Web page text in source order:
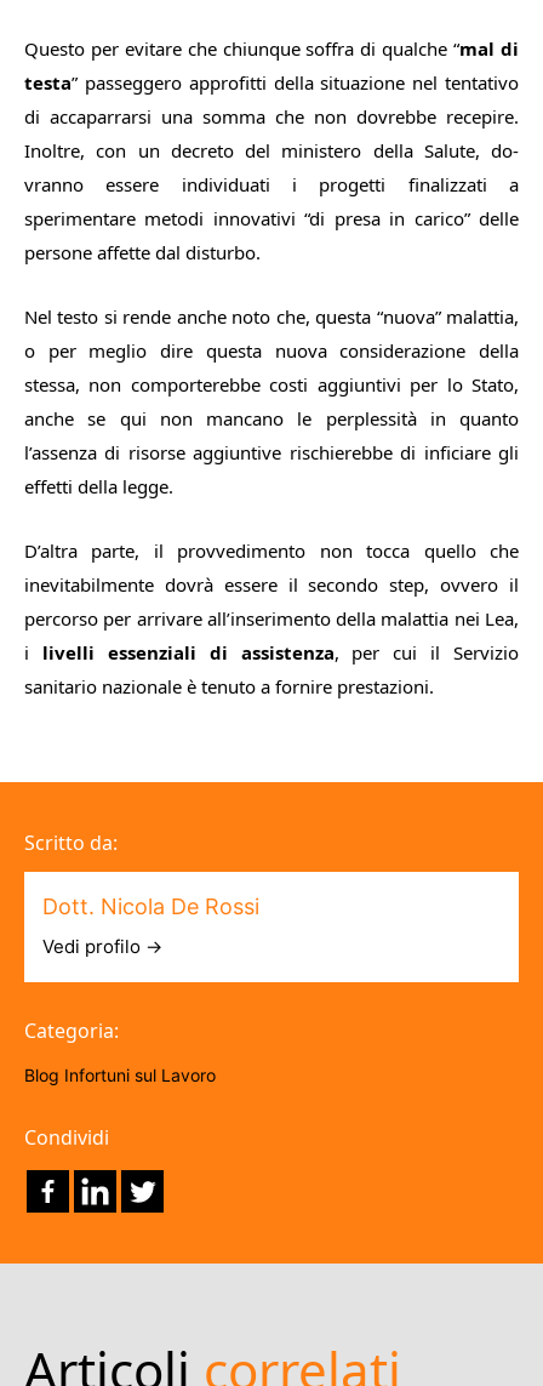
Questo per evitare che chiunque soffra di qualche “mal di
testa” passeggero approfitti della situazione nel tentativo
di accaparrarsi una somma che non dovrebbe recepire.
Inoltre, con un decre­to del ministero della Salute, do­
vranno essere individuati i pro­getti finalizzati a
sperimentare metodi innovativi “di presa in carico” delle
persone affette dal disturbo.
Nel testo si rende anche noto che, questa “nuova” malattia,
o per meglio dire questa nuova considerazione della
stessa, non comporterebbe costi aggiuntivi per lo Stato,
anche se qui non mancano le perplessità in quanto
l’assenza di risorse aggiuntive rischierebbe di inficiare gli
effetti della legge.
D’altra parte, il provvedimen­to non tocca quello che
inevita­bilmente dovrà essere il secon­do step, ovvero il
percorso per arrivare all’inserimento della malattia nei Lea,
i livelli essen­ziali di assistenza, per cui il Ser­vizio
sanitario nazionale è tenu­to a fornire prestazioni.
Scritto da:
Dott. Nicola De Rossi
Vedi profilo →
Categoria:
Blog Infortuni sul Lavoro
Condividi
Articoli correlati